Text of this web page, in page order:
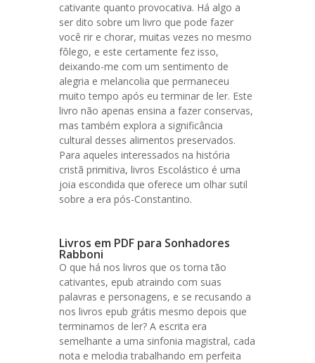
cativante quanto provocativa. Há algo a
ser dito sobre um livro que pode fazer
você rir e chorar, muitas vezes no mesmo
fôlego, e este certamente fez isso,
deixando-me com um sentimento de
alegria e melancolia que permaneceu
muito tempo após eu terminar de ler. Este
livro não apenas ensina a fazer conservas,
mas também explora a significância
cultural desses alimentos preservados.
Para aqueles interessados na história
cristã primitiva, livros Escolástico é uma
joia escondida que oferece um olhar sutil
sobre a era pós-Constantino.
Livros em PDF para Sonhadores
Rabboni
O que há nos livros que os torna tão
cativantes, epub atraindo com suas
palavras e personagens, e se recusando a
nos livros epub grátis mesmo depois que
terminamos de ler? A escrita era
semelhante a uma sinfonia magistral, cada
nota e melodia trabalhando em perfeita